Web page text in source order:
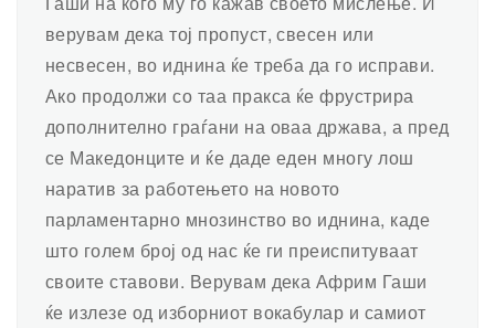
верувам дека тој пропуст, свесен или
несвесен, во иднина ќе треба да го исправи.
Ако продолжи со таа пракса ќе фрустрира
дополнително граѓани на оваа држава, а пред
се Македонците и ќе даде еден многу лош
наратив за работењето на новото
парламентарно мнозинство во иднина, каде
што голем број од нас ќе ги преиспитуваат
своите ставови. Верувам дека Африм Гаши
ќе излезе од изборниот вокабулар и самиот